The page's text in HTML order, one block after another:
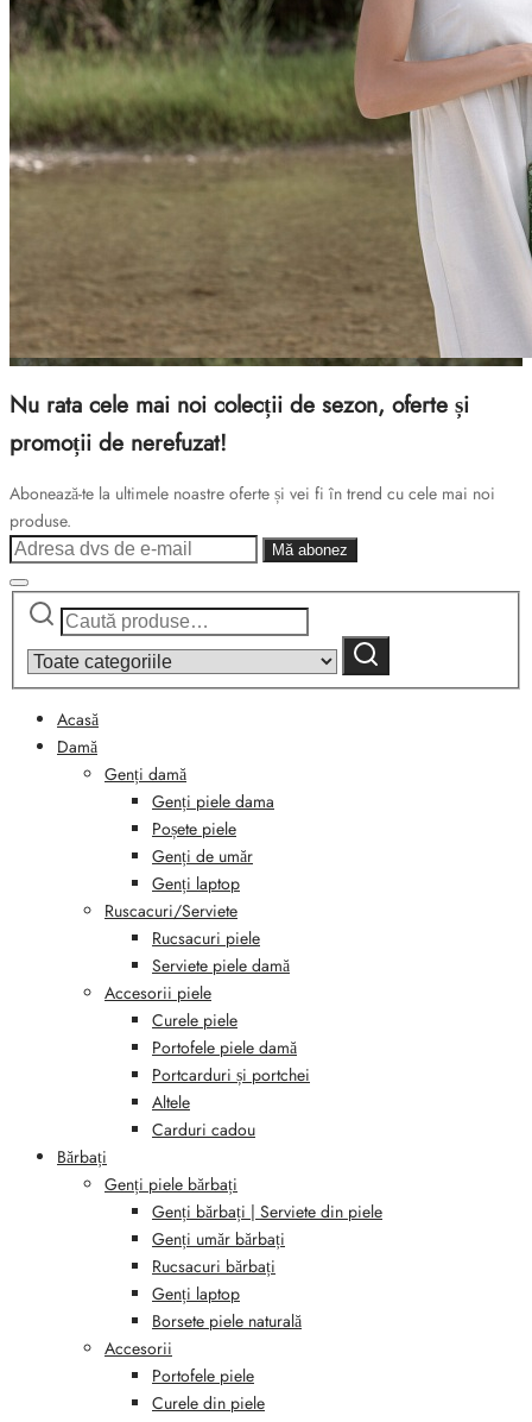
Nu rata cele mai noi colecții de sezon, oferte și
promoții de nerefuzat!
Abonează-te la ultimele noastre oferte și vei fi în trend cu cele mai noi
produse.
Caută
după:
category:
Caută
Acasă
Damă
Genți damă
Genți piele dama
Poșete piele
Genți de umăr
Genți laptop
Ruscacuri/Serviete
Rucsacuri piele
Serviete piele damă
Accesorii piele
Curele piele
Portofele piele damă
Portcarduri și portchei
Altele
Carduri cadou
Bărbați
Genți piele bărbați
Genți bărbați | Serviete din piele
Genți umăr bărbați
Rucsacuri bărbați
Genți laptop
Borsete piele naturală
Accesorii
Portofele piele
Curele din piele